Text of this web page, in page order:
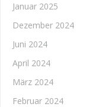
Januar 2025
Dezember 2024
Juni 2024
April 2024
März 2024
Februar 2024